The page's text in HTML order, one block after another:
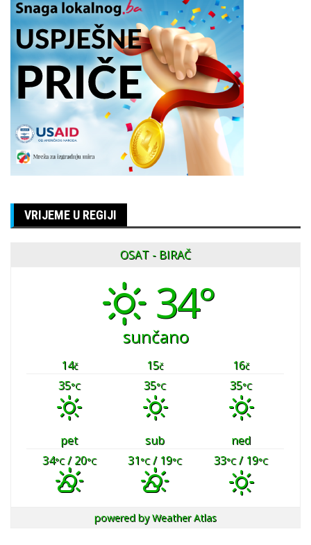
VRIJEME U REGIJI
OSAT - BIRAČ
34°
sunčano
14č 15č 16č
35°C 35°C 35°C
pet sub
ned
34°C/ 20°C 31°C/ 19°C 33°C/ 19°C
powered byWeather Atlas